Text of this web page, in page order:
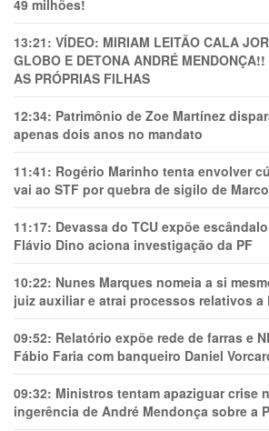
49 milhões!
13:21: VÍDEO: MIRIAM LEITÃO CALA
GLOBO E DETONA ANDRÉ
AS PRÓPRIAS FILHAS
12:34: Patrimônio de Zoe Martínez
apenas dois anos no mandato
11:41: Rogério Marinho tenta envolver
vai ao STF por quebra de sigilo de
11:17: Devassa do TCU expõe
Flávio Dino aciona investigação da PF
10:22: Nunes Marques nomeia a si
juiz auxiliar e atrai processos relativos
09:52: Relatório expõe rede de farras e
Fábio Faria com banqueiro Daniel
09:32: Ministros tentam apaziguar crise
ingerência de André Mendonça sobre a